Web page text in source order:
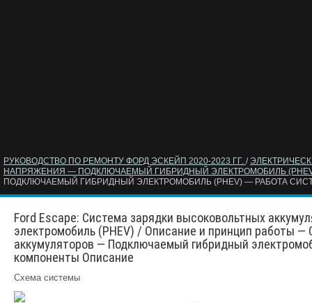
РУКОВОДСТВО ПО РЕМОНТУ ФОРД ЭСКЕЙП 2020-2023 ГГ. /
НАПРЯЖЕНИЯ — ПОДКЛЮЧАЕМЫЙ ГИБРИДНЫЙ ЭЛЕКТРОМОБИЛЬ
ПОДКЛЮЧАЕМЫЙ ГИБРИДНЫЙ ЭЛЕКТРОМОБИЛЬ (PHEV) — РАБОТА
Ford Escape: Система зарядки высоковольтных
электромобиль (PHEV) / Описание и принцип работы
аккумуляторов — Подключаемый гибридный
компоненты Описание
Схема системы